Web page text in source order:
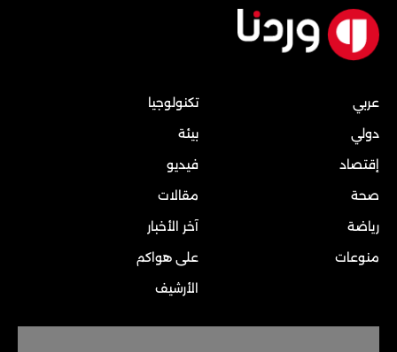
عربي
دولي
إقتصاد
صحة
رياضة
منوعات
تكنولوجيا
بيئة
فيديو
مقالات
آخر الأخبار
على هواكم
الأرشيف